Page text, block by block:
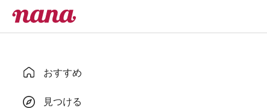
おすすめ
見つける